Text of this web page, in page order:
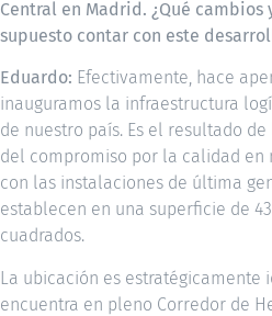
Central en Madrid. ¿Qué cambios
supuesto contar con este
Eduardo: Efectivamente, hace
inauguramos la infraestructura
de nuestro país. Es el resultado
del compromiso por la calidad en
con las instalaciones de última
establecen en una superficie de
cuadrados.
La ubicación es estratégicamente
encuentra en pleno Corredor de